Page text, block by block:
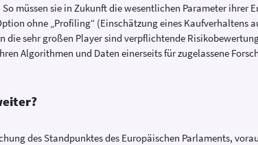
müssen sie in Zukunft die wesentlichen Parameter ihrer
ohne „Profiling“ (Einschätzung eines
die sehr großen Player sind verpflichtende
Algorithmen und Daten einerseits für zugelassene
des Standpunktes des Europäischen Parlaments,